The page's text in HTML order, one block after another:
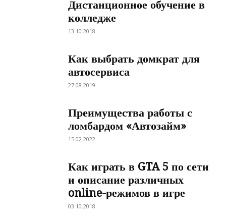
Дистанционное обучение в
колледже
13.10.2018
Как выбрать домкрат для
автосервиса
27.08.2019
Преимущества работы с
ломбардом «Автозайм»
15.02.2022
Как играть в GTA 5 по сети
и описание различных
online-режимов в игре
03.10.2018